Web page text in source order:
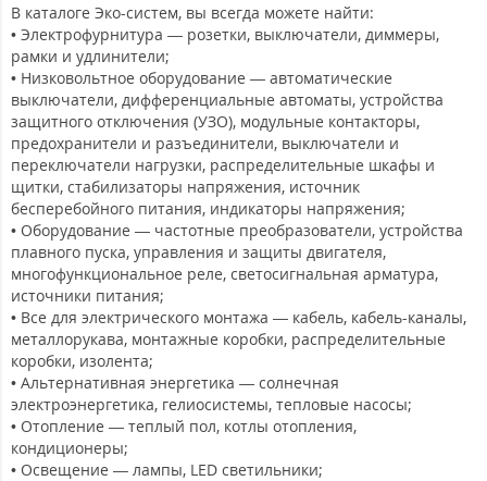
В каталоге Эко-систем, вы всегда можете найти:
• Электрофурнитура — розетки, выключатели, диммеры,
рамки и удлинители;
• Низковольтное оборудование — автоматические
выключатели, дифференциальные автоматы, устройства
защитного отключения (УЗО), модульные контакторы,
предохранители и разъединители, выключатели и
переключатели нагрузки, распределительные шкафы и
щитки, стабилизаторы напряжения, источник
бесперебойного питания, индикаторы напряжения;
• Оборудование — частотные преобразователи, устройства
плавного пуска, управления и защиты двигателя,
многофункциональное реле, светосигнальная арматура,
источники питания;
• Все для электрического монтажа — кабель, кабель-каналы,
металлорукава, монтажные коробки, распределительные
коробки, изолента;
• Альтернативная энергетика — солнечная
электроэнергетика, гелиосистемы, тепловые насосы;
• Отопление — теплый пол, котлы отопления,
кондиционеры;
• Освещение — лампы, LED светильники;